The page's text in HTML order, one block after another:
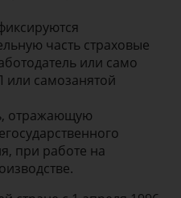
часть страховые
или само
самозанятой
отражающую
при работе на